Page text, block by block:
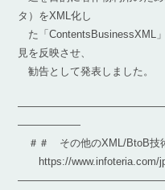
タ）をXML化し
た「ContentsBusinessXML
見を反映させ、
勧告として発表しました。
――――――
＃＃ その他のXML/BtoB技
https://www.infoteria.com/